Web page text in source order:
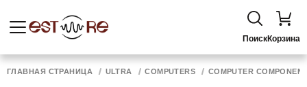
ПоискКорзина
ГЛАВНАЯ СТРАНИЦА ULTRA COMPUTERS COMPUTER